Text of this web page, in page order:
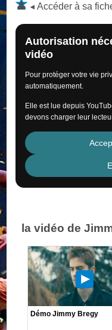
Accéder à sa
Autorisation
vidéo
Pour protéger votre vie
automatiquement.
Elle est lue depuis
devons charger leur
la vidéo de
Démo Jimmy Bregy